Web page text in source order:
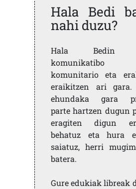
Hala Bedi
nahi duzu?
Hala Bedin
komunitario eta
eraikitzen ari gara.
ehundaka gara
parte hartzen dugun
eragiten digun
behatuz eta hura
saiatuz, herri
batera.
Gure edukiak libreak